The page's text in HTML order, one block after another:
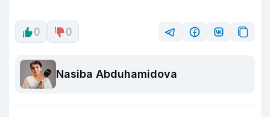
0 0
Nasiba Abduhamidova